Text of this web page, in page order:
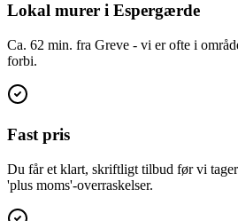
Lokal murer i Espergærde
Ca. 62 min. fra Greve - vi er ofte i
forbi.
Fast pris
Du får et klart, skriftligt tilbud før vi
'plus moms'-overraskelser.